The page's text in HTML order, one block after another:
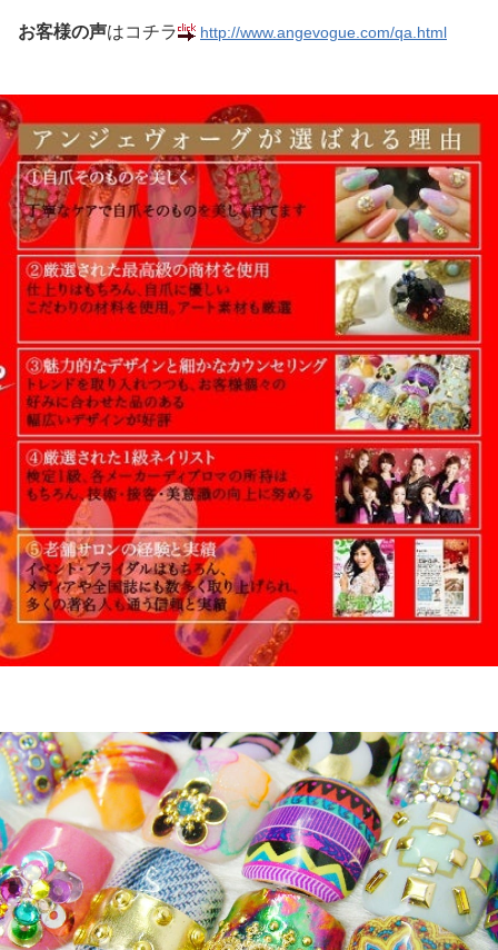
お客様の声はコチラ http://www.angevogue.com/qa.html